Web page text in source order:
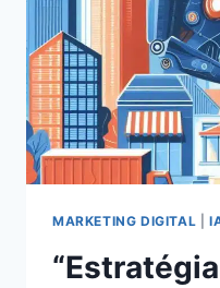
PARA
SUCESSO
MARKETING DIGITAL